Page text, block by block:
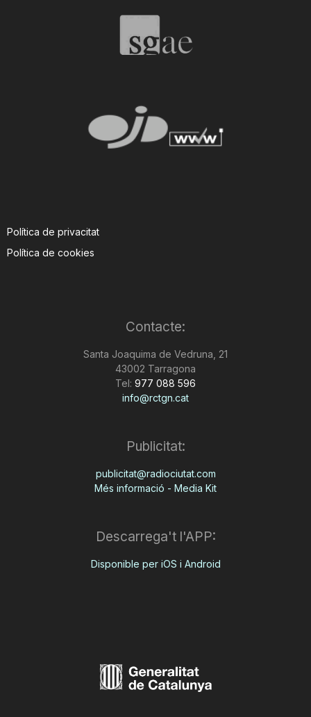
g
Política de privacitat
Política de cookies
Contacte:
Santa Joaquima de Vedruna, 21
43002 Tarragona
Tel: 977 088 596
info@rctgn.cat
Publicitat:
publicitat@radiociutat.com
Més informació - Media Kit
Descarrega't l'APP:
Disponible per iOS i Android